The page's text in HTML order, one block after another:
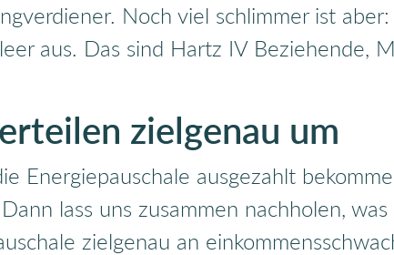
Noch viel schlimmer ist
aus. Das sind Hartz IV Beziehende,
zielgenau um
Energiepauschale ausgezahlt
lass uns zusammen nachholen,
zielgenau an